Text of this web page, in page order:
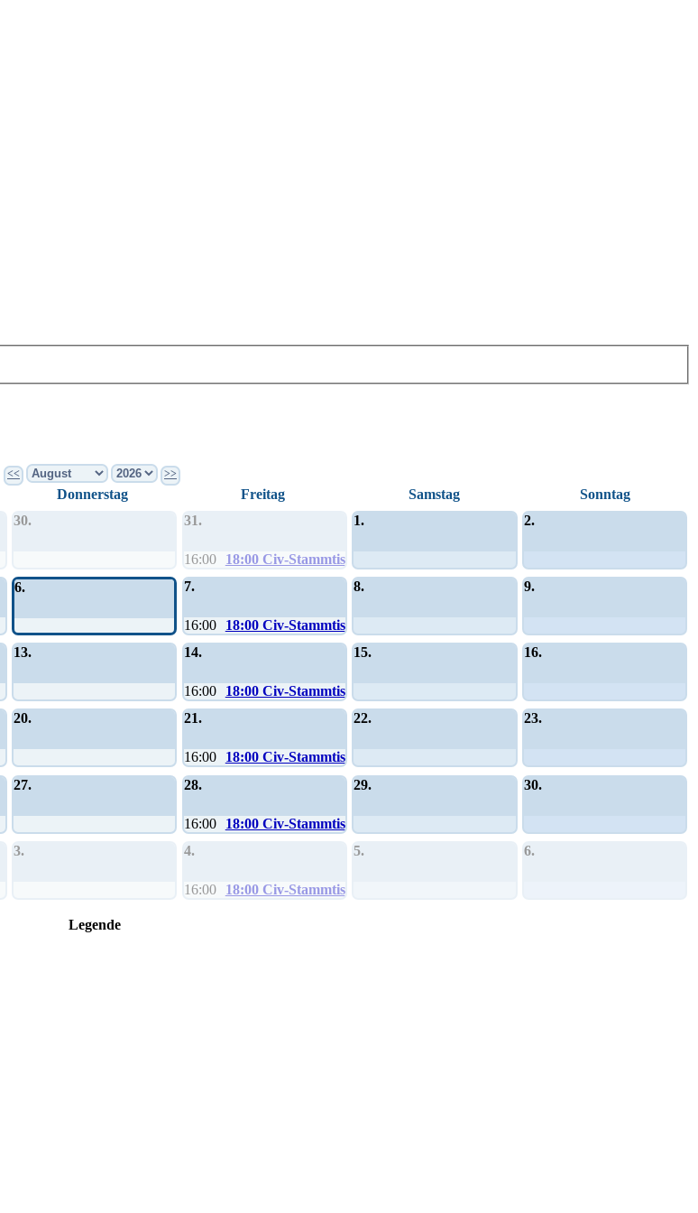
<< >>
Donnerstag Freitag Samstag Sonntag
30. 31.
16:00 18:00 Civ-Stammtisch
1. 2.
6. 7.
16:00 18:00 Civ-Stammtisch
8. 9.
13. 14.
16:00 18:00 Civ-Stammtisch
15. 16.
20. 21.
16:00 18:00 Civ-Stammtisch
22. 23.
27. 28.
16:00 18:00 Civ-Stammtisch
29. 30.
3. 4.
16:00 18:00 Civ-Stammtisch
5. 6.
Legende